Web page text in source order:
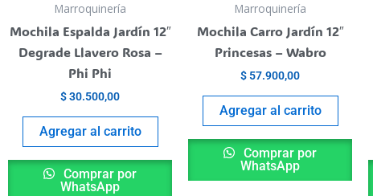
Marroquinería
Mochila Espalda Jardín 12″
Degrade Llavero Rosa –
Phi Phi
$30.500,00
Agregar al carrito
Comprar por
WhatsApp
Marroquinería
Mochila Carro Jardín 12″
Princesas – Wabro
$ 57.900,00
Agregar al carrito
Comprar por
WhatsApp